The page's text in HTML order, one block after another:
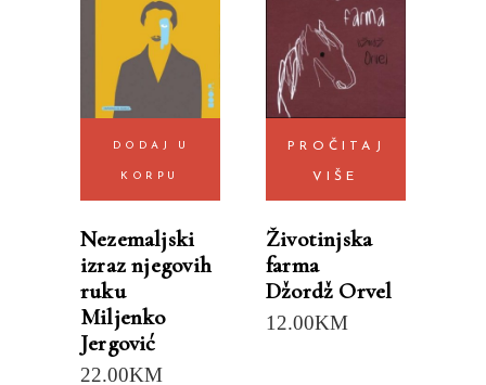
DODAJ U
KORPU
Nezemaljski
izraz njegovih
ruku
Miljenko
Jergović
22.00KM
PROČITAJ
VIŠE
Životinjska
farma
Džordž Orvel
12.00KM